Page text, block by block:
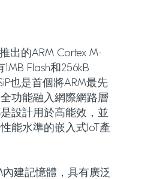
出的ARM Cortex M-
Flash和256kB
也是首個將ARM最先
全功能融入網際網路層
設計用於高能效，並
能水準的嵌入式IoT產
內建記憶體，具有廣泛